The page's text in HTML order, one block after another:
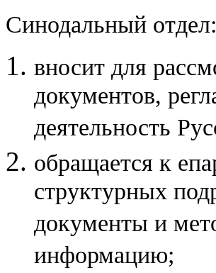
Синодальный отдел:
вносит для
документов,
деятельность
обращается к
структурных
документы и
информацию;